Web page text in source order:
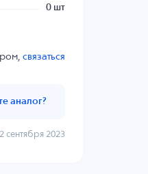
0 шт
связаться
аналог?
сентября 2023